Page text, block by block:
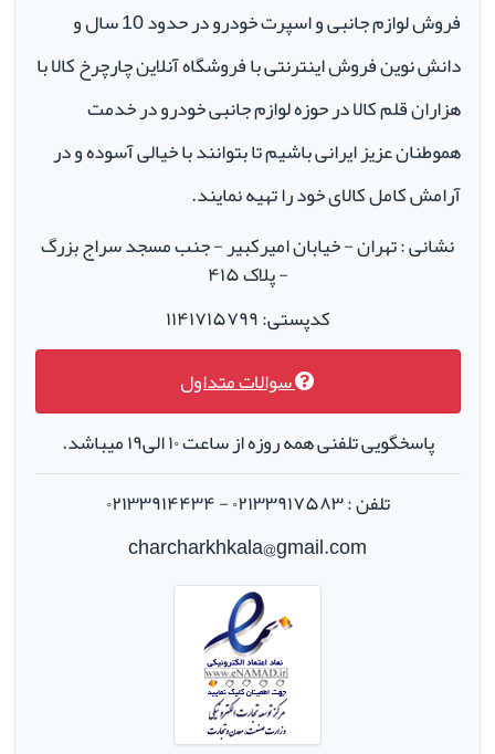
فروش لوازم جانبی و اسپرت خودرو در حدود 10 سال و
دانش نوین فروش اینترنتی با فروشگاه آنلاین چارچرخ کالا با
هزاران قلم کالا در حوزه لوازم جانبی خودرو در خدمت
هموطنان عزیز ایرانی باشیم تا بتوانند با خیالی آسوده و در
آرامش کامل کالای خود را تهیه نمایند.
نشانی : تهران - خیابان امیرکبیر - جنب مسجد سراج بزرگ
- پلاک ۴۱۵
کدپستی: ۱۱۴۱۷۱۵۷۹۹
سوالات متداول
پاسخگویی تلفنی همه روزه از ساعت ۱۰ الی۱۹ میباشد.
تلفن : ۰۲۱۳۳۹۱۷۵۸۳ - ۰۲۱۳۳۹۱۴۴۳۴
charcharkhkala@gmail.com